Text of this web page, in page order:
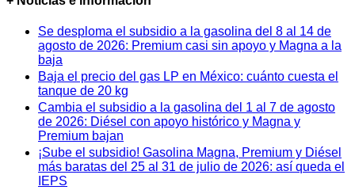
Se desploma el subsidio a la gasolina del 8 al 14 de
agosto de 2026: Premium casi sin apoyo y Magna a la
baja
Baja el precio del gas LP en México: cuánto cuesta el
tanque de 20 kg
Cambia el subsidio a la gasolina del 1 al 7 de agosto
de 2026: Diésel con apoyo histórico y Magna y
Premium bajan
¡Sube el subsidio! Gasolina Magna, Premium y Diésel
más baratas del 25 al 31 de julio de 2026: así queda el
IEPS